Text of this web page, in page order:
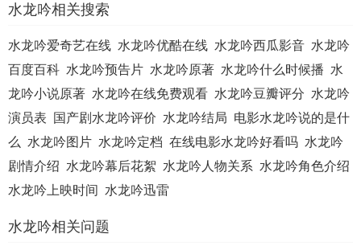
水龙吟相关搜索
水龙吟爱奇艺在线 水龙吟优酷在线 水龙吟西瓜影音 水龙吟
百度百科 水龙吟预告片 水龙吟原著 水龙吟什么时候播 水
龙吟小说原著 水龙吟在线免费观看 水龙吟豆瓣评分 水龙吟
演员表
国产剧水龙吟评价 水龙吟结局 电影水龙吟说的是什
么
水龙吟图片 水龙吟定档 在线电影水龙吟好看吗 水龙吟
剧情介绍 水龙吟幕后花絮 水龙吟人物关系 水龙吟角色介绍
水龙吟上映时间
水龙吟迅雷
水龙吟相关问题